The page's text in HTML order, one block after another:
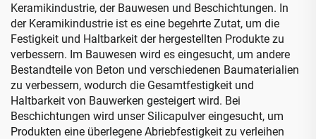
Keramikindustrie, der Bauwesen und Beschichtungen. In
der Keramikindustrie ist es eine begehrte Zutat, um die
Festigkeit und Haltbarkeit der hergestellten Produkte zu
verbessern. Im Bauwesen wird es eingesucht, um andere
Bestandteile von Beton und verschiedenen Baumaterialien
zu verbessern, wodurch die Gesamtfestigkeit und
Haltbarkeit von Bauwerken gesteigert wird. Bei
Beschichtungen wird unser Silicapulver eingesucht, um
Produkten eine überlegene Abriebfestigkeit zu verleihen